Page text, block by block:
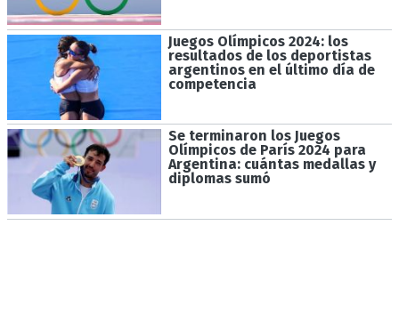
Juegos Olímpicos 2024: los
resultados de los deportistas
argentinos en el último día de
competencia
Se terminaron los Juegos
Olímpicos de París 2024 para
Argentina: cuántas medallas y
diplomas sumó